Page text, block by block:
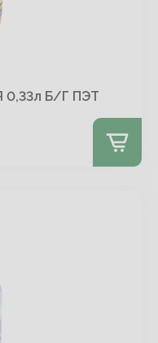
Б/Г ПЭТ